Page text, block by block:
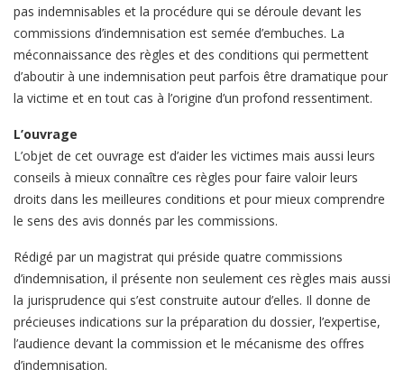
pas indemnisables et la procédure qui se déroule devant les
commissions d’indemnisation est semée d’embuches. La
méconnaissance des règles et des conditions qui permettent
d’aboutir à une indemnisation peut parfois être dramatique pour
la victime et en tout cas à l’origine d’un profond ressentiment.
L’ouvrage
L’objet de cet ouvrage est d’aider les victimes mais aussi leurs
conseils à mieux connaître ces règles pour faire valoir leurs
droits dans les meilleures conditions et pour mieux comprendre
le sens des avis donnés par les commissions.
Rédigé par un magistrat qui préside quatre commissions
d’indemnisation, il présente non seulement ces règles mais aussi
la jurisprudence qui s’est construite autour d’elles. Il donne de
précieuses indications sur la préparation du dossier, l’expertise,
l’audience devant la commission et le mécanisme des offres
d’indemnisation.